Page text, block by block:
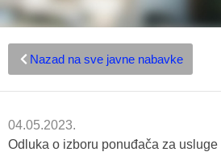
Nazad na sve javne nabavke
04.05.2023.
Odluka o izboru ponuđača za